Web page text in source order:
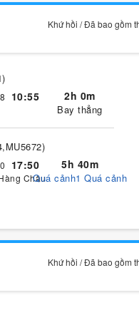
Khứ hồi / Đã bao gồm
)
10:55 2h 0m
Bay thẳng
)
17:50
Châu
5h 40m
Quá cảnh1 Quá cảnh
Khứ hồi / Đã bao gồm